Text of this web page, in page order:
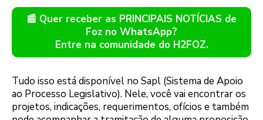
📰 Quer receber as PRINCIPAIS NOTÍCIAS de
Foz no WhatsApp?
Entre na comunidade do H2FOZ.
Tudo isso está disponível no Sapl (Sistema de Apoio
ao Processo Legislativo). Nele, você vai encontrar os
projetos, indicações, requerimentos, ofícios e também